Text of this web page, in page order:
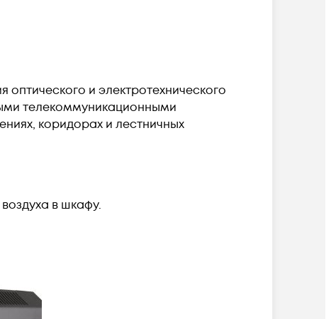
и электротехнического
телекоммуникационными
коридорах и лестничных
в шкафу.